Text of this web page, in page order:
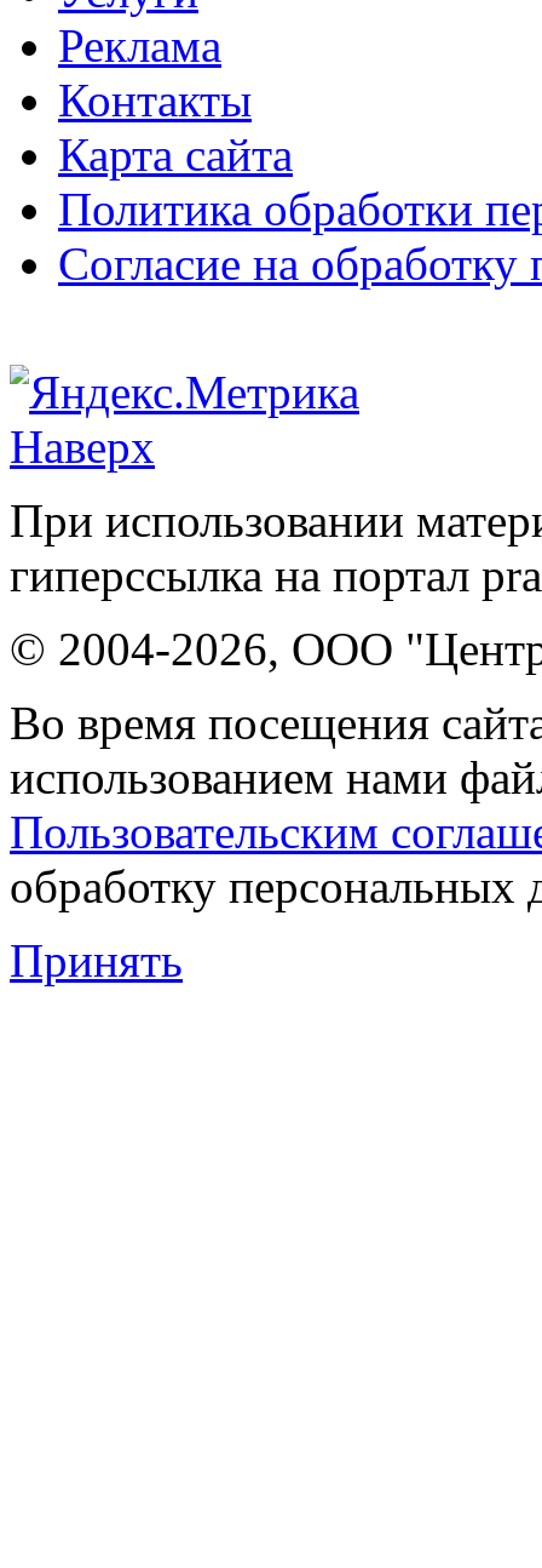
Реклама
Контакты
Карта сайта
Политика обработки
Согласие на
Наверх
При использовании
гиперссылка на портал
© 2004-2026, ООО "Центр
Во время посещения
использованием нами
Пользовательским
обработку персональных
Принять